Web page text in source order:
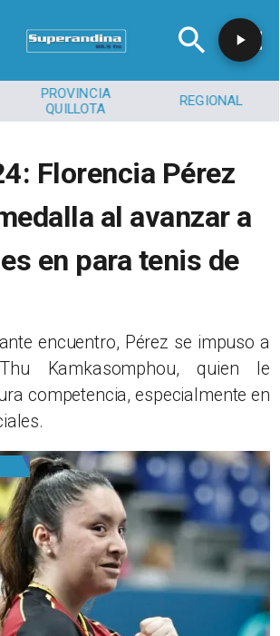
PROVINCIA
QUILLOTA
REGIONAL
Florencia Pérez
al avanzar a
en para tenis de
encuentro, Pérez se impuso a
Kamkasomphou, quien le
competencia, especialmente en